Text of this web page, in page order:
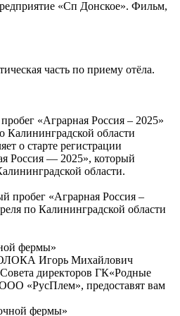
часть по приему отёла.
«Аграрная Россия – 2025»
Калининградской области
о старте регистрации
Россия — 2025», который
области.
фермы»
Игорь Михайлович
директоров ГК«Родные
«РусПлем», предоставят вам